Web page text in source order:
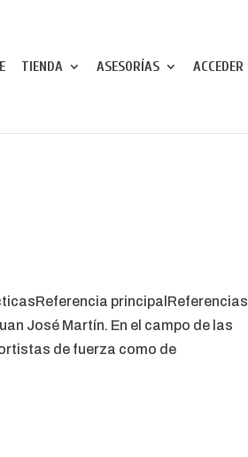
TIENDA ASESORÍAS ACCEDER
principalReferencias
José Martín. En el campo de las
de fuerza como de